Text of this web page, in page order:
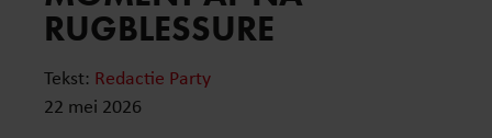
RUGBLESSURE
Tekst: Redactie Party
22 mei 2026